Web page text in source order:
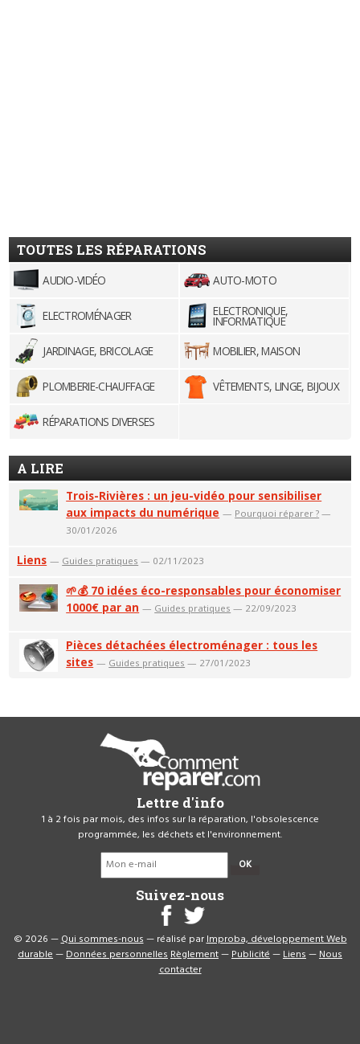
TOUTES LES RÉPARATIONS
AUDIO-VIDÉO AUTO-MOTO
ELECTROMÉNAGER ELECTRONIQUE,
INFORMATIQUE
JARDINAGE, BRICOLAGE
MOBILIER, MAISON
PLOMBERIE-CHAUFFAGE VÊTEMENTS, LINGE, BIJOUX
RÉPARATIONS DIVERSES
A LIRE
Trois-Rivières : un jeu-vidéo pour sensibiliser
aux impacts du numérique — Pourquoi réparer ? —
30/01/2026
Liens — Guides pratiques — 02/11/2023
🌱💰 70 idées éco-responsables pour économiser
1000€ par an — Guides pratiques — 22/09/2023
Pièces détachées électroménager : tous les
sites — Guides pratiques — 27/01/2023
Lettre d'info
1 à 2 fois par mois, des infos sur la réparation, l'obsolescence
programmée, les déchets et l'environnement.
OK
Suivez-nous
© 2026 —Qui sommes-nous— réalisé parImproba, développement Web
durable—Données personnellesRèglement—Publicité—Liens—Nous
contacter